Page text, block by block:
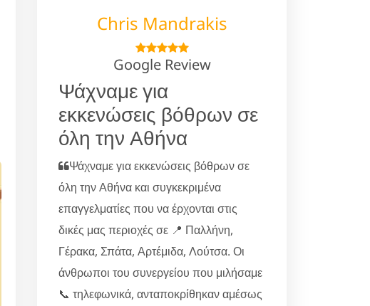
Chris Mandrakis
Google Review
Ψάχναμε για
εκκενώσεις βόθρων σε
όλη την Αθήνα
Ψάχναμε για εκκενώσεις βόθρων σε
όλη την Αθήνα και συγκεκριμένα
επαγγελματίες που να έρχονται στις
δικές μας περιοχές σε 📍 Παλλήνη,
Γέρακα, Σπάτα, Αρτέμιδα, Λούτσα. Οι
άνθρωποι του συνεργείου που μιλήσαμε
📞 τηλεφωνικά, ανταποκρίθηκαν αμέσως